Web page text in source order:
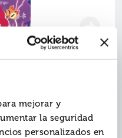
mejorar y
la seguridad
personalizados en
el baúl del